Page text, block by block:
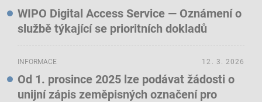
WIPO Digital Access Service — Oznámení o
službě týkající se prioritních dokladů
INFORMACE
Od 1. prosince 2025 lze podávat žádosti o
unijní zápis zeměpisných označení pro
12. 3. 2026